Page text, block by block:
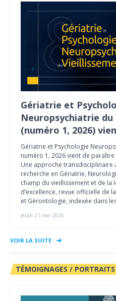
Gériatrie et
Neuropsychiatrie
(numéro 1, 2026)
Gériatrie et Psychologie
numéro 1, 2026 vient de
Une approche
recherche en Gériatrie,
champ du vieillissement et de la
d’excellence, revue officielle de
et Gérontologie, indexée dans
Jeudi 21 mai 2026
VOIR LA SUITE
TÉMOIGNAGES / PORTRAITS